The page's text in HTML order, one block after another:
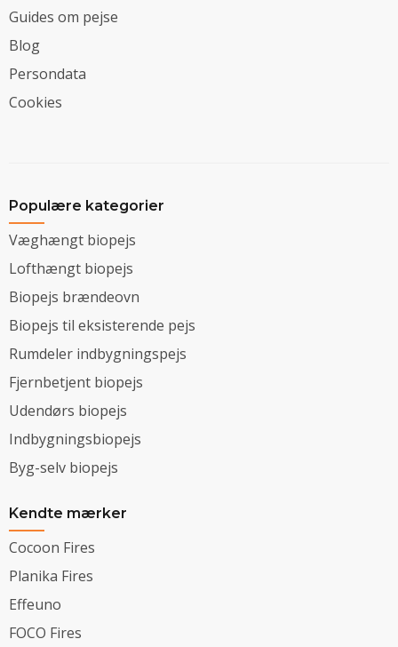
Guides om pejse
Blog
Persondata
Cookies
Populære kategorier
Væghængt biopejs
Lofthængt biopejs
Biopejs brændeovn
Biopejs til eksisterende pejs
Rumdeler indbygningspejs
Fjernbetjent biopejs
Udendørs biopejs
Indbygningsbiopejs
Byg-selv biopejs
Kendte mærker
Cocoon Fires
Planika Fires
Effeuno
FOCO Fires